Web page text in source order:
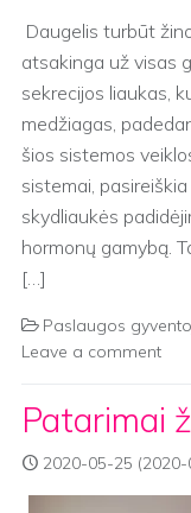
Daugelis turbūt
atsakinga už visas
sekrecijos liaukas,
medžiagas,
šios sistemos
sistemai,
skydliaukės
hormonų gamybą.
[…]
Paslaugos
Leave a comment
Patarimai
2020-05-25